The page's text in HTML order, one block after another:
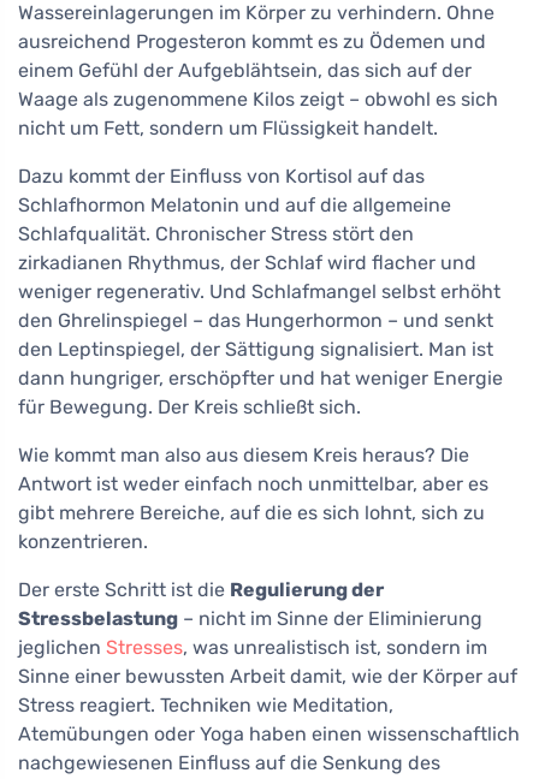
Wassereinlagerungen im Körper zu verhindern. Ohne
ausreichend Progesteron kommt es zu Ödemen und
einem Gefühl der Aufgeblähtsein, das sich auf der
Waage als zugenommene Kilos zeigt – obwohl es sich
nicht um Fett, sondern um Flüssigkeit handelt.
Dazu kommt der Einfluss von Kortisol auf das
Schlafhormon Melatonin und auf die allgemeine
Schlafqualität. Chronischer Stress stört den
zirkadianen Rhythmus, der Schlaf wird flacher und
weniger regenerativ. Und Schlafmangel selbst erhöht
den Ghrelinspiegel – das Hungerhormon – und senkt
den Leptinspiegel, der Sättigung signalisiert. Man ist
dann hungriger, erschöpfter und hat weniger Energie
für Bewegung. Der Kreis schließt sich.
Wie kommt man also aus diesem Kreis heraus? Die
Antwort ist weder einfach noch unmittelbar, aber es
gibt mehrere Bereiche, auf die es sich lohnt, sich zu
konzentrieren.
Der erste Schritt ist die Regulierung der
Stressbelastung – nicht im Sinne der Eliminierung
jeglichen Stresses, was unrealistisch ist, sondern im
Sinne einer bewussten Arbeit damit, wie der Körper auf
Stress reagiert. Techniken wie Meditation,
Atemübungen oder Yoga haben einen wissenschaftlich
nachgewiesenen Einfluss auf die Senkung des